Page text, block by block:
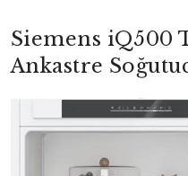
Siemens iQ500
Ankastre